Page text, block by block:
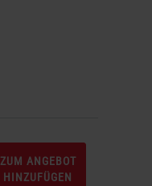
ZUM ANGEBOT
HINZUFÜGEN